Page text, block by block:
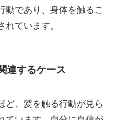
動であり、身体を触るこ
れています。
連するケース
ど、髪を触る行動が見ら